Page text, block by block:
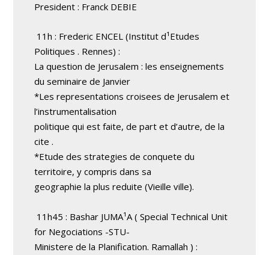
President : Franck DEBIE
11h : Frederic ENCEL (Institut d¹Etudes
Politiques . Rennes) :
La question de Jerusalem : les enseignements
du seminaire de Janvier
*Les representations croisees de Jerusalem et
l’instrumentalisation
politique qui est faite, de part et d’autre, de la
cite .
*Etude des strategies de conquete du
territoire, y compris dans sa
geographie la plus reduite (Vieille ville).
11h45 : Bashar JUMA¹A ( Special Technical Unit
for Negociations -STU-
Ministere de la Planification. Ramallah ) :